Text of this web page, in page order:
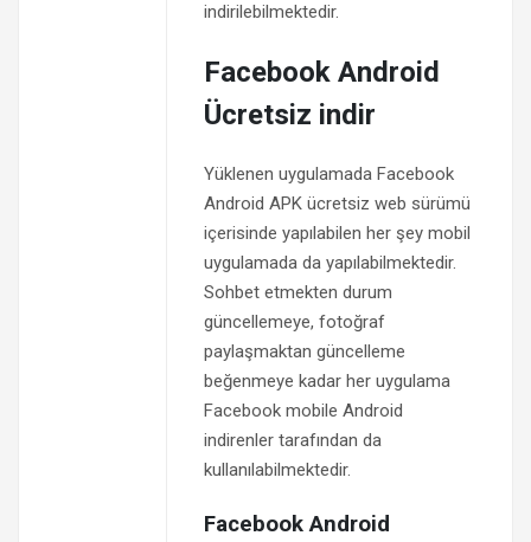
indirilebilmektedir.
Facebook Android
Ücretsiz indir
Yüklenen uygulamada Facebook
Android APK ücretsiz web sürümü
içerisinde yapılabilen her şey mobil
uygulamada da yapılabilmektedir.
Sohbet etmekten durum
güncellemeye, fotoğraf
paylaşmaktan güncelleme
beğenmeye kadar her uygulama
Facebook mobile Android
indirenler tarafından da
kullanılabilmektedir.
Facebook Android